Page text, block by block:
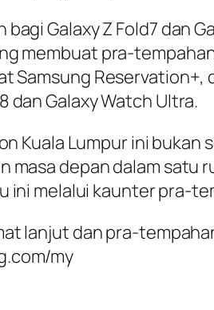
Galaxy Z Fold7 dan
membuat pra-
Samsung
dan Galaxy Watch Ultra.
Kuala Lumpur ini
masa depan dalam
ini melalui kaunter pra-
lanjut dan pra-
my